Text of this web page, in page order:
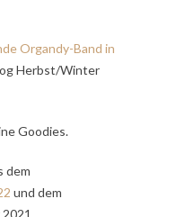
Organdy-Band in
Herbst/Winter
Goodies.
dem
und dem